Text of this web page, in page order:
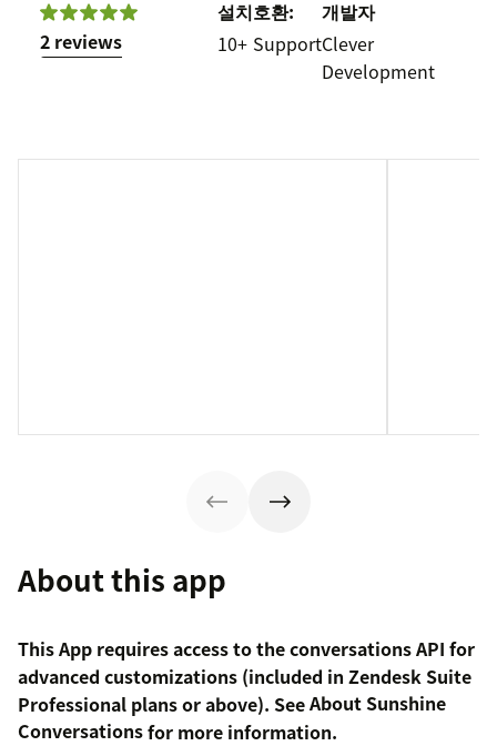
2 reviews
설치
10+
호환:
Support
개발자
Clever
Development
About this app
This App requires access to the conversations API for
advanced customizations (included in Zendesk Suite
Professional plans or above). SeeAbout Sunshine
Conversationsfor more information.